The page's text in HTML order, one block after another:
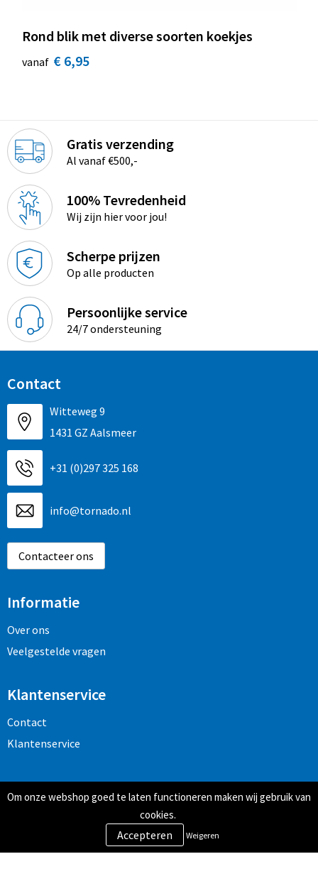
Rond blik met diverse soorten koekjes
vanaf € 6,95
Gratis verzending
Al vanaf €500,-
100% Tevredenheid
Wij zijn hier voor jou!
Scherpe prijzen
Op alle producten
Persoonlijke service
24/7 ondersteuning
Contact
Witteweg 9
1431 GZ Aalsmeer
+31 (0)297 325 168
info@tornado.nl
Contacteer ons
Informatie
Over ons
Veelgestelde vragen
Klantenservice
Contact
Klantenservice
Veilig winkelen
Privacy- en cookiebeleid
Disclaimer
Om onze webshop goed te laten functioneren maken wij gebruik van
cookies.
Weigeren